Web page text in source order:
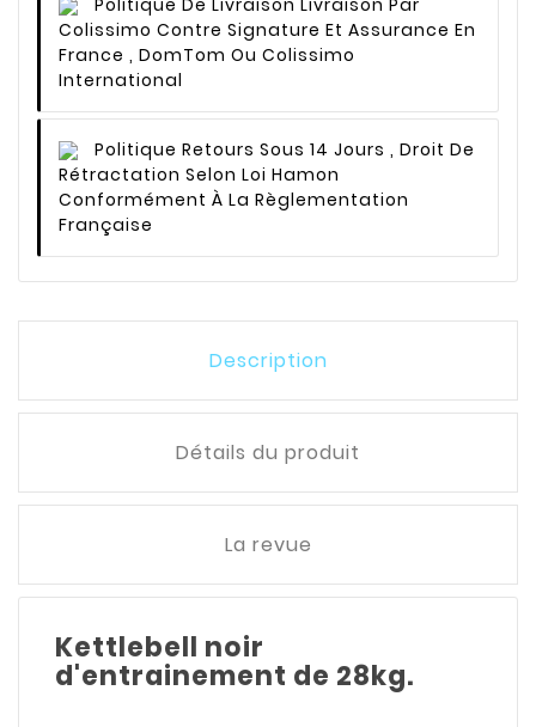
Colissimo Contre Signature Et Assurance En
France , DomTom Ou Colissimo
International
Politique Retours Sous 14 Jours , Droit De
Rétractation Selon Loi Hamon
Conformément À La Règlementation
Française
Description
Détails du produit
La revue
Kettlebell noir
d'entrainement de 28kg.